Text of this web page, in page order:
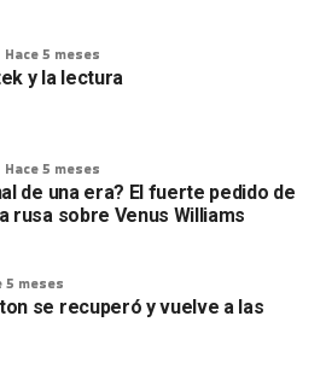
Hace 5 meses
y la lectura
Hace 5 meses
de una era? El fuerte pedido de
rusa sobre Venus Williams
5 meses
se recuperó y vuelve a las